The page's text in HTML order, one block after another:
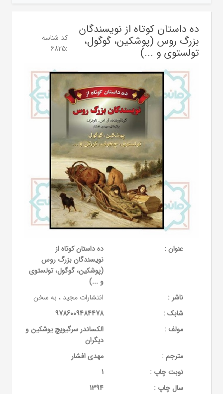
ده داستان کوتاه از نویسندگان
بزرگ روس (پوشکین، گوگول،
تولستوی و ...)
کد شناسه
:
6825
عنوان :
ده داستان کوتاه از
نویسندگان بزرگ روس
(پوشکین، گوگول، تولستوی
و ...)
ناشر :
انتشارات مجید ، به سخن
شابک :
9786009484478
مولف :
الکساندر سرگیویچ یوشکین و
دیگران
مترجم :
مهدی افشار
نوبت چاپ :
1
سال چاپ :
1394